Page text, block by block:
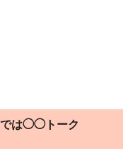
では◯◯トーク